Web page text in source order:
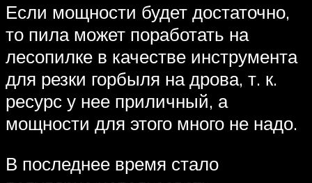
Если мощности будет достаточно,
то пила может поработать на
лесопилке в качестве инструмента
для резки горбыля на дрова, т. к.
ресурс у нее приличный, а
мощности для этого много не надо.
В последнее время стало